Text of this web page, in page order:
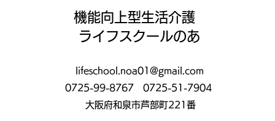
機能向上型生活介護
ライフスクールのあ
lifeschool.noa01@gmail.com
0725-99-8767
0725-51-7904
大阪府和泉市芦部町221番